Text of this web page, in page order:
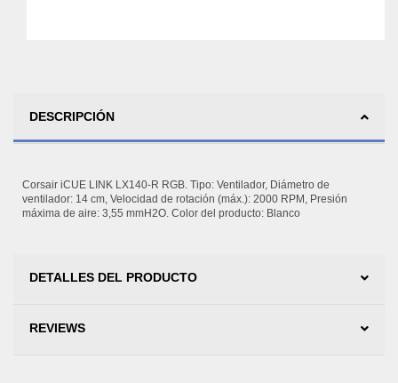
DESCRIPCIÓN
Corsair iCUE LINK LX140-R RGB. Tipo: Ventilador, Diámetro de
ventilador: 14 cm, Velocidad de rotación (máx.): 2000 RPM, Presión
máxima de aire: 3,55 mmH2O. Color del producto: Blanco
DETALLES DEL PRODUCTO
REVIEWS